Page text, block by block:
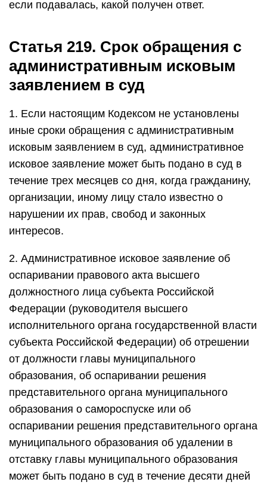
если подавалась, какой получен ответ.
Статья 219. Срок обращения с
административным исковым
заявлением в суд
1. Если настоящим Кодексом не установлены
иные сроки обращения с административным
исковым заявлением в суд, административное
исковое заявление может быть подано в суд в
течение трех месяцев со дня, когда гражданину,
организации, иному лицу стало известно о
нарушении их прав, свобод и законных
интересов.
2. Административное исковое заявление об
оспаривании правового акта высшего
должностного лица субъекта Российской
Федерации (руководителя высшего
исполнительного органа государственной власти
субъекта Российской Федерации) об отрешении
от должности главы муниципального
образования, об оспаривании решения
представительного органа муниципального
образования о самороспуске или об
оспаривании решения представительного органа
муниципального образования об удалении в
отставку главы муниципального образования
может быть подано в суд в течение десяти дней